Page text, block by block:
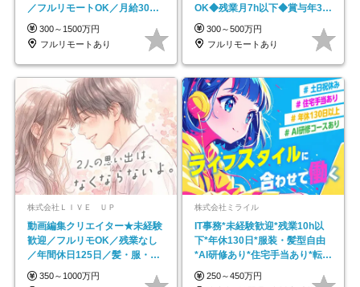
／フルリモートOK／月給30万
円～／年休130日以上
300～1500万円
フルリモートあり
OK◆残業月7h以下◆賞与年3回
◆5年目まで必ず昇給
300～500万円
フルリモートあり
株式会社ＬＩＶＥ ＵＰ
動画編集クリエイター★未経験
歓迎／フルリモOK／残業なし
／年間休日125日／髪・服・ネ
イル自由／研修充実で安心
350～1000万円
株式会社ミライル
IT事務*未経験歓迎*残業10h以
下*年休130日*服装・髪型自由
*AI研修あり*住宅手当あり*転勤
なし
250～450万円